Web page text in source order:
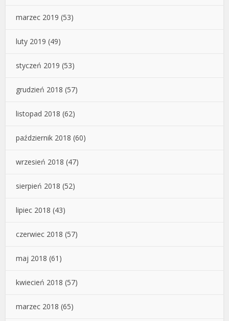
marzec 2019 (53)
luty 2019 (49)
styczeń 2019 (53)
grudzień 2018 (57)
listopad 2018 (62)
październik 2018 (60)
wrzesień 2018 (47)
sierpień 2018 (52)
lipiec 2018 (43)
czerwiec 2018 (57)
maj 2018 (61)
kwiecień 2018 (57)
marzec 2018 (65)